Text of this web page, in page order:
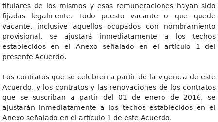
titulares de los mismos y esas remuneraciones hayan sido
fijadas legalmente. Todo puesto vacante o que quede
vacante, inclusive aquellos ocupados con nombramiento
provisional, se ajustará inmediatamente a los techos
establecidos en el Anexo señalado en el artículo 1 del
presente Acuerdo.
Los contratos que se celebren a partir de la vigencia de este
Acuerdo, y los contratos y las renovaciones de los contratos
que se suscriban a partir del 01 de enero de 2016, se
ajustarán inmediatamente a los techos establecidos en el
Anexo señalado en el artículo 1 de este Acuerdo.